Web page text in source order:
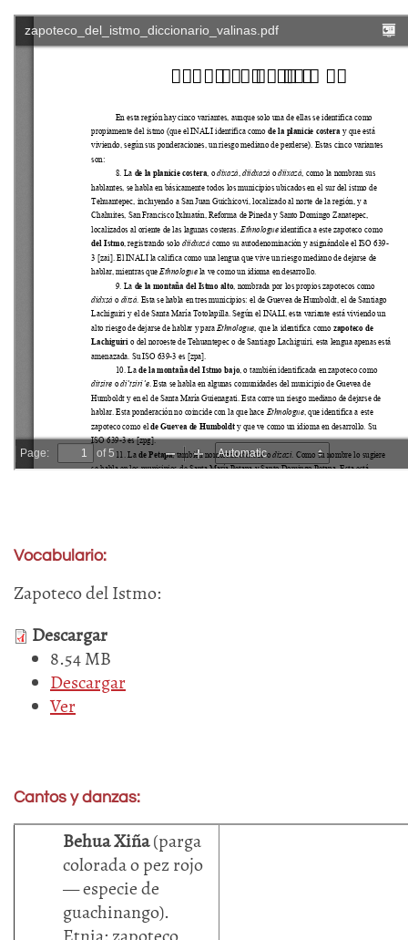
Vocabulario:
Zapoteco del Istmo:
Descargar
8.54 MB
Descargar
Ver
Cantos y danzas:
Behua Xiña(parga
colorada o pez rojo
— especie de
guachinango).